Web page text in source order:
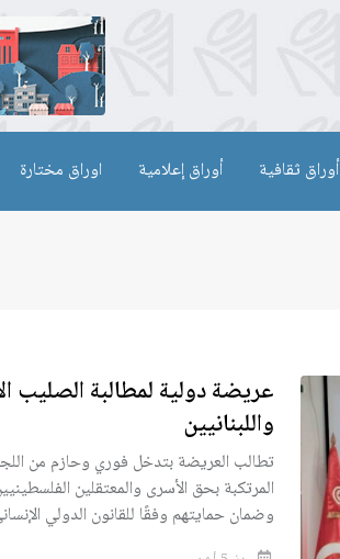
أوراق ثقافية أوراق إعلامية اوراق مختارة
عريضة دولية لمطالبة الصليب
واللبنانيين
تطالب العريضة بتدخل فوري وحازم من
المرتكبة بحق الأسرى والمعتقلين
وضمان حمايتهم وفقًا للقانون الدولي